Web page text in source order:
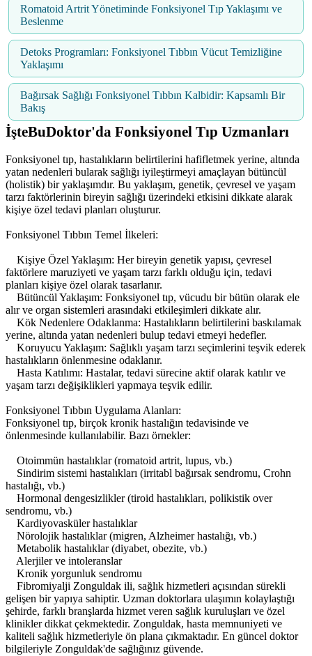
Romatoid Artrit Yönetiminde Fonksiyonel Tıp Yaklaşımı ve
Beslenme
Detoks Programları: Fonksiyonel Tıbbın Vücut Temizliğine
Yaklaşımı
Bağırsak Sağlığı Fonksiyonel Tıbbın Kalbidir: Kapsamlı Bir
Bakış
İşteBuDoktor'da Fonksiyonel Tıp Uzmanları
Fonksiyonel tıp, hastalıkların belirtilerini hafifletmek yerine, altında
yatan nedenleri bularak sağlığı iyileştirmeyi amaçlayan bütüncül
(holistik) bir yaklaşımdır. Bu yaklaşım, genetik, çevresel ve yaşam
tarzı faktörlerinin bireyin sağlığı üzerindeki etkisini dikkate alarak
kişiye özel tedavi planları oluşturur.
Fonksiyonel Tıbbın Temel İlkeleri:
Kişiye Özel Yaklaşım: Her bireyin genetik yapısı, çevresel
faktörlere maruziyeti ve yaşam tarzı farklı olduğu için, tedavi
planları kişiye özel olarak tasarlanır.
Bütüncül Yaklaşım: Fonksiyonel tıp, vücudu bir bütün olarak ele
alır ve organ sistemleri arasındaki etkileşimleri dikkate alır.
Kök Nedenlere Odaklanma: Hastalıkların belirtilerini baskılamak
yerine, altında yatan nedenleri bulup tedavi etmeyi hedefler.
Koruyucu Yaklaşım: Sağlıklı yaşam tarzı seçimlerini teşvik ederek
hastalıkların önlenmesine odaklanır.
Hasta Katılımı: Hastalar, tedavi sürecine aktif olarak katılır ve
yaşam tarzı değişiklikleri yapmaya teşvik edilir.
Fonksiyonel Tıbbın Uygulama Alanları:
Fonksiyonel tıp, birçok kronik hastalığın tedavisinde ve
önlenmesinde kullanılabilir. Bazı örnekler:
Otoimmün hastalıklar (romatoid artrit, lupus, vb.)
Sindirim sistemi hastalıkları (irritabl bağırsak sendromu, Crohn
hastalığı, vb.)
Hormonal dengesizlikler (tiroid hastalıkları, polikistik over
sendromu, vb.)
Kardiyovasküler hastalıklar
Nörolojik hastalıklar (migren, Alzheimer hastalığı, vb.)
Metabolik hastalıklar (diyabet, obezite, vb.)
Alerjiler ve intoleranslar
Kronik yorgunluk sendromu
Fibromiyalji Zonguldak ili, sağlık hizmetleri açısından sürekli
gelişen bir yapıya sahiptir. Uzman doktorlara ulaşımın kolaylaştığı
şehirde, farklı branşlarda hizmet veren sağlık kuruluşları ve özel
klinikler dikkat çekmektedir. Zonguldak, hasta memnuniyeti ve
kaliteli sağlık hizmetleriyle ön plana çıkmaktadır. En güncel doktor
bilgileriyle Zonguldak'de sağlığınız güvende.